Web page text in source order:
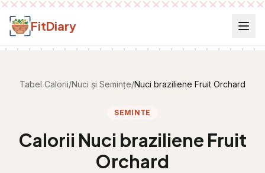
Salt la conținut
FitDiary
Tabel Calorii/Nuci și Semințe/Nuci braziliene Fruit Orchard
SEMINTE
Calorii Nuci braziliene Fruit
Orchard